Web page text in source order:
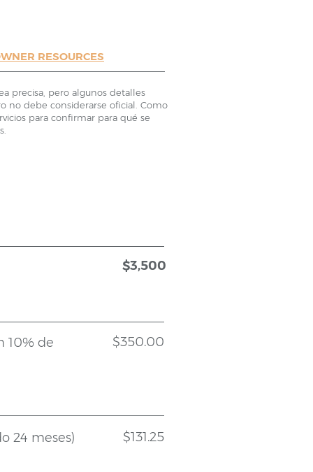
RESOURCES
precisa, pero algunos detalles
no debe considerarse oficial. Como
para confirmar para qué se
$3,500
10% de $350.00
$131.25
24 meses)